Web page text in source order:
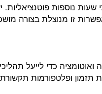
נוספות פוטנציאליות.
זו מנוצלת בצורה
ואוטומציה כדי לייעל
תזמון ופלטפורמות